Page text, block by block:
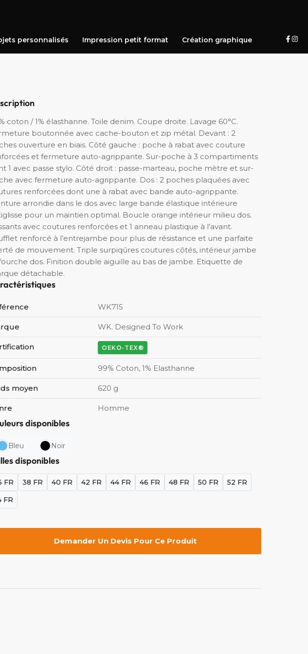
personnalisés Impression petit format Création graphique
coton / 1% élasthanne. Toile denim. Coupe droite. Lavage 60°C.
boutonnée avec cache-bouton et zip métal. Devant : 2
ouverture en biais. Côté gauche : poche à rabat avec couture
et fermeture auto-agrippante. Sur-poche à 3 compartiments
1 avec passe stylo. Côté droit : passe-marteau, poche mètre et sur-
avec fermeture auto-agrippante. Dos : 2 poches plaquées avec
renforcées dont une à rabat avec bande auto-agrippante.
arrondie dans le dos avec large bande élastique intérieure
pour un maintien optimal. Boucle orange intérieur milieu dos.
avec coutures renforcées et 1 anneau plastique à l’avant.
renforcé à l’entrejambe pour plus de résistance et une parfaite
de mouvement. Triple surpiqûres coutures côtés, intérieur jambe
dos. Finition double aiguille au bas de jambe. Etiquette de
détachable.
WK715
WK. Designed To Work
OEKO-TEX®
99% Coton, 1% Elasthanne
moyen 620 g
Homme
disponibles
Bleu Noir
disponibles
FR 38 FR 40 FR 42 FR 44 FR 46 FR 48 FR 50 FR
52 FR
FR
Demander Un Devis Pour Ce Produit